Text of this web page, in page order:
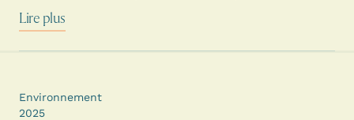
Lire plus
Environnement
2025